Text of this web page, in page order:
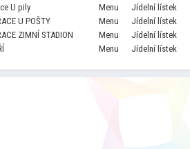
U pily
Menu
Jídelní lístek
U POŠTY
Menu
Jídelní lístek
ZIMNÍ STADION
Menu
Jídelní lístek
Menu Jídelní lístek